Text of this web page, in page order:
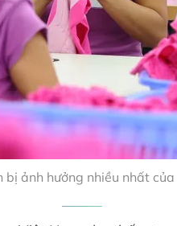
ảnh hưởng nhiều nhất